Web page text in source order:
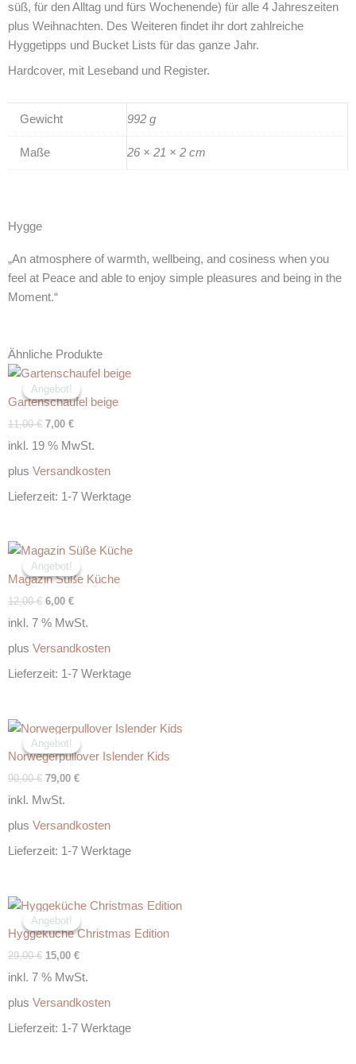
süß, für den Alltag und fürs Wochenende) für alle 4 Jahreszeiten
plus Weihnachten. Des Weiteren findet ihr dort zahlreiche
Hyggetipps und Bucket Lists für das ganze Jahr.
Hardcover, mit Leseband und Register.
Gewicht 992 g
Maße 26 × 21 × 2 cm
Hygge
„An atmosphere of warmth, wellbeing, and cosiness when you
feel at Peace and able to enjoy simple pleasures and being in the
Moment.“
Ähnliche Produkte
Angebot!
Angebot!
Gartenschaufel beige
11,00€
Ursprünglicher
Preis
war:
7,00 €
Aktueller
ist:
inkl. 19 % MwSt.
plus Versandkosten
Lieferzeit: 1-7 Werktage
Angebot!
Angebot!
Magazin Süße Küche
12,00€
Ursprünglicher
Preis
war:
6,00 €
Aktueller
ist:
inkl. 7 % MwSt.
plus Versandkosten
Lieferzeit: 1-7 Werktage
Angebot!
Angebot!
Norwegerpullover Islender Kids
90,00€
Ursprünglicher
Preis
war:
90,00 €
79,00 €
Aktueller
ist:
inkl. MwSt.
plus Versandkosten
Lieferzeit: 1-7 Werktage
Angebot!
Angebot!
Hyggeküche Christmas Edition
29,00€
Ursprünglicher
Preis
war:
15,00 €
Aktueller
ist:
inkl. 7 % MwSt.
plus Versandkosten
Lieferzeit: 1-7 Werktage